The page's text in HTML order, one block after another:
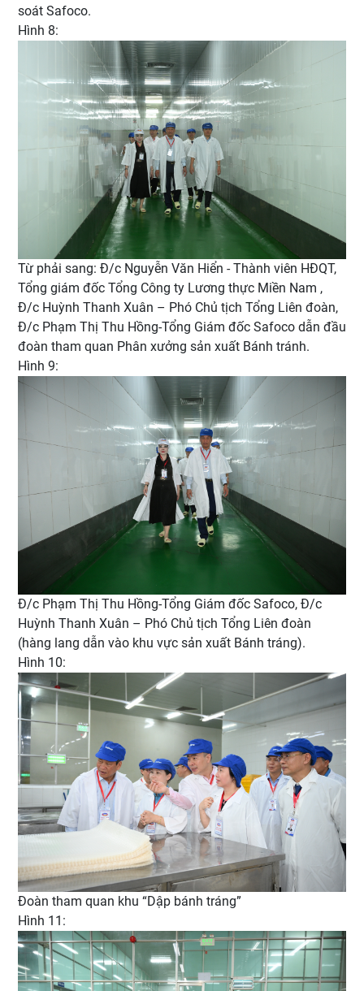
soát Safoco.
Hình 8:
Từ phải sang: Đ/c Nguyễn Văn Hiển - Thành viên HĐQT,
Tổng giám đốc Tổng Công ty Lương thực Miền Nam ,
Đ/c Huỳnh Thanh Xuân – Phó Chủ tịch Tổng Liên đoàn,
Đ/c Phạm Thị Thu Hồng-Tổng Giám đốc Safoco dẫn đầu
đoàn tham quan Phân xưởng sản xuất Bánh tránh.
Hình 9:
Đ/c Phạm Thị Thu Hồng-Tổng Giám đốc Safoco, Đ/c
Huỳnh Thanh Xuân – Phó Chủ tịch Tổng Liên đoàn
(hàng lang dẫn vào khu vực sản xuất Bánh tráng).
Hình 10:
Đoàn tham quan khu “Dập bánh tráng”
Hình 11: